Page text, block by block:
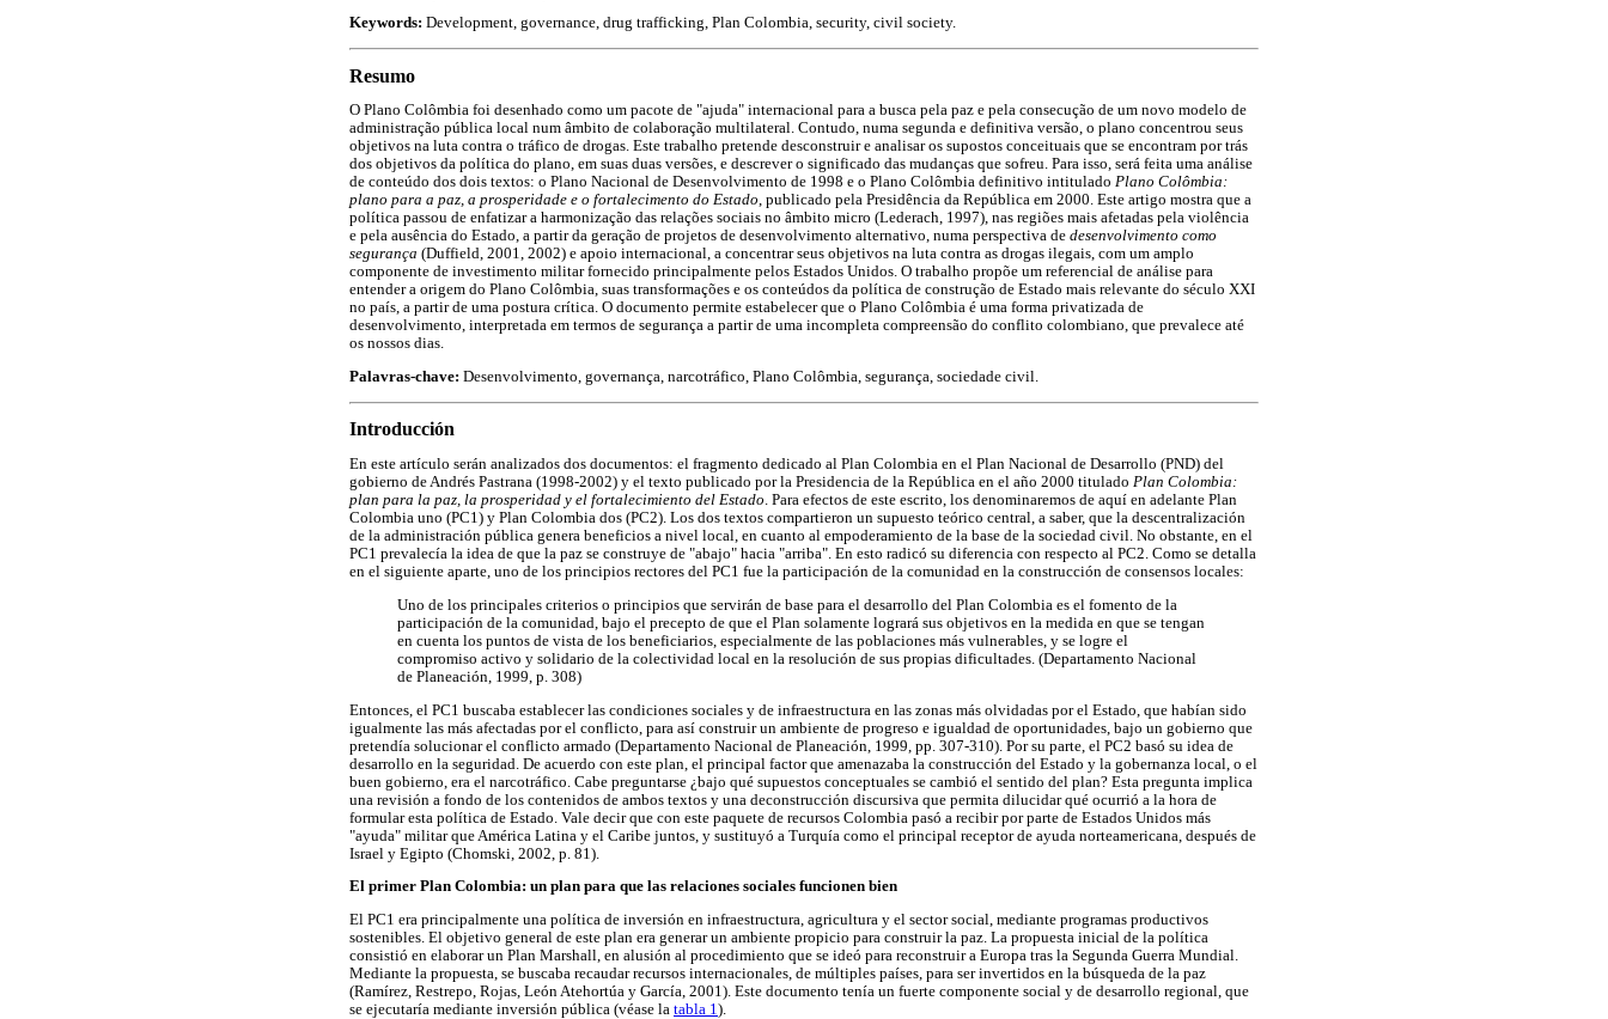
Keywords: Development, governance, drug trafficking, Plan Colombia, security, civil society.
Resumo
O Plano Colômbia foi desenhado como um pacote de "ajuda" internacional para a busca pela paz e pela consecução de um novo modelo de
administração pública local num âmbito de colaboração multilateral. Contudo, numa segunda e definitiva versão, o plano concentrou seus
objetivos na luta contra o tráfico de drogas. Este trabalho pretende desconstruir e analisar os supostos conceituais que se encontram por trás
dos objetivos da política do plano, em suas duas versões, e descrever o significado das mudanças que sofreu. Para isso, será feita uma análise
de conteúdo dos dois textos: o Plano Nacional de Desenvolvimento de 1998 e o Plano Colômbia definitivo intitulado Plano Colômbia:
plano para a paz, a prosperidade e o fortalecimento do Estado, publicado pela Presidência da República em 2000. Este artigo mostra que a
política passou de enfatizar a harmonização das relações sociais no âmbito micro (Lederach, 1997), nas regiões mais afetadas pela violência
e pela ausência do Estado, a partir da geração de projetos de desenvolvimento alternativo, numa perspectiva de desenvolvimento como
segurança (Duffield, 2001, 2002) e apoio internacional, a concentrar seus objetivos na luta contra as drogas ilegais, com um amplo
componente de investimento militar fornecido principalmente pelos Estados Unidos. O trabalho propõe um referencial de análise para
entender a origem do Plano Colômbia, suas transformações e os conteúdos da política de construção de Estado mais relevante do século XXI
no país, a partir de uma postura crítica. O documento permite estabelecer que o Plano Colômbia é uma forma privatizada de
desenvolvimento, interpretada em termos de segurança a partir de uma incompleta compreensão do conflito colombiano, que prevalece até
os nossos dias.
Palavras-chave: Desenvolvimento, governança, narcotráfico, Plano Colômbia, segurança, sociedade civil.
Introducción
En este artículo serán analizados dos documentos: el fragmento dedicado al Plan Colombia en el Plan Nacional de Desarrollo (PND) del
gobierno de Andrés Pastrana (1998-2002) y el texto publicado por la Presidencia de la República en el año 2000 titulado Plan Colombia:
plan para la paz, la prosperidad y el fortalecimiento del Estado . Para efectos de este escrito, los denominaremos de aquí en adelante Plan
Colombia uno (PC1) y Plan Colombia dos (PC2). Los dos textos compartieron un supuesto teórico central, a saber, que la descentralización
de la administración pública genera beneficios a nivel local, en cuanto al empoderamiento de la base de la sociedad civil. No obstante, en el
PC1 prevalecía la idea de que la paz se construye de "abajo" hacia "arriba". En esto radicó su diferencia con respecto al PC2. Como se detalla
en el siguiente aparte, uno de los principios rectores del PC1 fue la participación de la comunidad en la construcción de consensos locales:
Uno de los principales criterios o principios que servirán de base para el desarrollo del Plan Colombia es el fomento de la
participación de la comunidad, bajo el precepto de que el Plan solamente logrará sus objetivos en la medida en que se tengan
en cuenta los puntos de vista de los beneficiarios, especialmente de las poblaciones más vulnerables, y se logre el
compromiso activo y solidario de la colectividad local en la resolución de sus propias dificultades. (Departamento Nacional
de Planeación, 1999, p. 308)
Entonces, el PC1 buscaba establecer las condiciones sociales y de infraestructura en las zonas más olvidadas por el Estado, que habían sido
igualmente las más afectadas por el conflicto, para así construir un ambiente de progreso e igualdad de oportunidades, bajo un gobierno que
pretendía solucionar el conflicto armado (Departamento Nacional de Planeación, 1999, pp. 307-310). Por su parte, el PC2 basó su idea de
desarrollo en la seguridad. De acuerdo con este plan, el principal factor que amenazaba la construcción del Estado y la gobernanza local, o el
buen gobierno, era el narcotráfico. Cabe preguntarse ¿bajo qué supuestos conceptuales se cambió el sentido del plan? Esta pregunta implica
una revisión a fondo de los contenidos de ambos textos y una deconstrucción discursiva que permita dilucidar qué ocurrió a la hora de
formular esta política de Estado. Vale decir que con este paquete de recursos Colombia pasó a recibir por parte de Estados Unidos más
"ayuda" militar que América Latina y el Caribe juntos, y sustituyó a Turquía como el principal receptor de ayuda norteamericana, después de
Israel y Egipto (Chomski, 2002, p. 81).
El primer Plan Colombia: un plan para que las relaciones sociales funcionen bien
El PC1 era principalmente una política de inversión en infraestructura, agricultura y el sector social, mediante programas productivos
sostenibles. El objetivo general de este plan era generar un ambiente propicio para construir la paz. La propuesta inicial de la política
consistió en elaborar un Plan Marshall, en alusión al procedimiento que se ideó para reconstruir a Europa tras la Segunda Guerra Mundial.
Mediante la propuesta, se buscaba recaudar recursos internacionales, de múltiples países, para ser invertidos en la búsqueda de la paz
(Ramírez, Restrepo, Rojas, León Atehortúa y García, 2001). Este documento tenía un fuerte componente social y de desarrollo regional, que
se ejecutaría mediante inversión pública (véase la tabla 1).